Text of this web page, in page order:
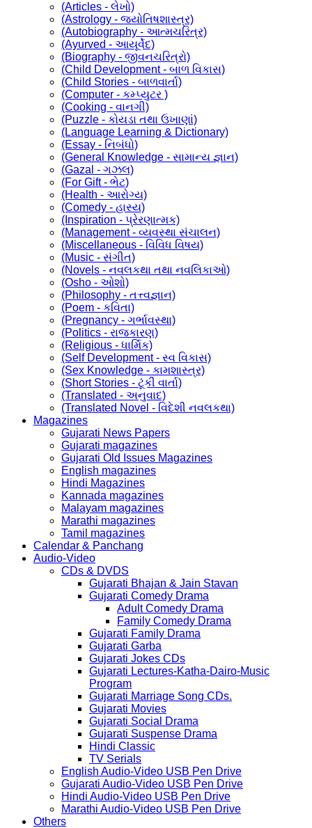
(Articles - લેખો)
(Astrology - જ્યોતિષશાસ્ત્ર)
(Autobiography - આત્મચરિત્ર)
(Ayurved - આયૂર્વેદ)
(Biography - જીવનચરિત્રો)
(Child Development - બાળ વિકાસ)
(Child Stories - બાળવાર્તા)
(Computer - કમ્પ્યુટર )
(Cooking - વાનગી)
(Puzzle - કોયડા તથા ઉખાણાં)
(Language Learning & Dictionary)
(Essay - નિબંધો)
(General Knowledge - સામાન્ય જ્ઞાન)
(Gazal - ગઝલ)
(For Gift - ભેટ)
(Health - આરોગ્ય)
(Comedy - હાસ્ય)
(Inspiration - પ્રેરણાત્મક)
(Management - વ્યવસ્થા સંચાલન)
(Miscellaneous - વિવિધ વિષય)
(Music - સંગીત)
(Novels - નવલકથા તથા નવલિકાઓ)
(Osho - ઓશો)
(Philosophy - તત્ત્વજ્ઞાન)
(Poem - કવિતા)
(Pregnancy - ગર્ભાવસ્થા)
(Politics - રાજકારણ)
(Religious - ધાર્મિક)
(Self Development - સ્વ વિકાસ)
(Sex Knowledge - કામશાસ્ત્ર)
(Short Stories - ટૂંકી વાર્તા)
(Translated - અનુવાદ)
(Translated Novel - વિદેશી નવલકથા)
Magazines
Gujarati News Papers
Gujarati magazines
Gujarati Old Issues Magazines
English magazines
Hindi Magazines
Kannada magazines
Malayam magazines
Marathi magazines
Tamil magazines
Calendar & Panchang
Audio-Video
CDs & DVDS
Gujarati Bhajan & Jain Stavan
Gujarati Comedy Drama
Adult Comedy Drama
Family Comedy Drama
Gujarati Family Drama
Gujarati Garba
Gujarati Jokes CDs
Gujarati Lectures-Katha-Dairo-Music
Program
Gujarati Marriage Song CDs.
Gujarati Movies
Gujarati Social Drama
Gujarati Suspense Drama
Hindi Classic
TV Serials
English Audio-Video USB Pen Drive
Gujarati Audio-Video USB Pen Drive
Hindi Audio-Video USB Pen Drive
Marathi Audio-Video USB Pen Drive
Others